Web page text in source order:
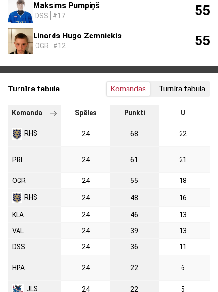
Maksims Pumpiņš
DSS #17 55
Linards Hugo Zemnickis
OGR #12 55
Turnīra tabula Komandas Turnīra tabula
Komanda Spēles Punkti U
RHS 24 68 22
PRI 24 61 21
OGR 24 55 18
RHS 24 48 16
KLA 24 46 13
VAL 24 39 13
DSS 24 36 11
HPA 24 22 6
JLS 24 22 5